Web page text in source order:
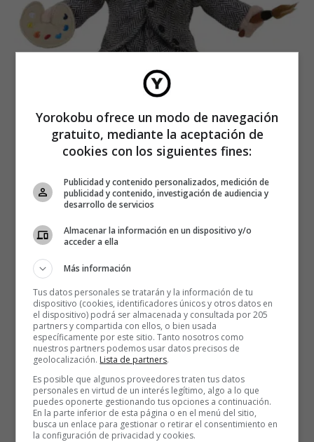
Homer
Yorokobu ofrece un modo de navegación
gratuito, mediante la aceptación de
cookies con los siguientes fines:
Publicidad y contenido personalizados, medición de
publicidad y contenido, investigación de audiencia y
desarrollo de servicios
Almacenar la información en un dispositivo y/o
acceder a ella
Más información
Tus datos personales se tratarán y la información de tu
dispositivo (cookies, identificadores únicos y otros datos en
el dispositivo) podrá ser almacenada y consultada por 205
partners y compartida con ellos, o bien usada
específicamente por este sitio. Tanto nosotros como
nuestros partners podemos usar datos precisos de
geolocalización. Lista de partners.
Es posible que algunos proveedores traten tus datos
personales en virtud de un interés legítimo, algo a lo que
puedes oponerte gestionando tus opciones a continuación.
En la parte inferior de esta página o en el menú del sitio,
busca un enlace para gestionar o retirar el consentimiento en
la configuración de privacidad y cookies.